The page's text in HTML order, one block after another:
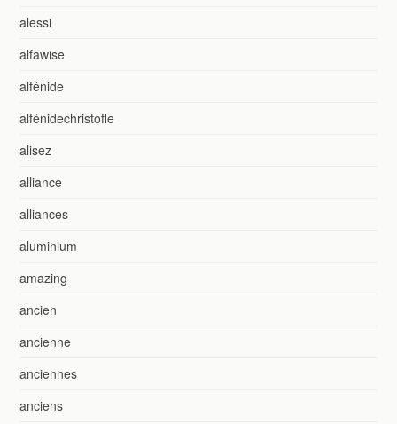
alessi
alfawise
alfénide
alfénidechristofle
alisez
alliance
alliances
aluminium
amazing
ancien
ancienne
anciennes
anciens